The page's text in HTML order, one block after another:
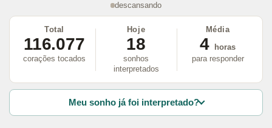
descansando
Total
116.077
corações tocados
Hoje
18
sonhos
interpretados
Média
4
horas
para responder
Meu sonho já foi interpretado?